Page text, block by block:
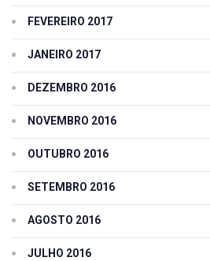
FEVEREIRO 2017
JANEIRO 2017
DEZEMBRO 2016
NOVEMBRO 2016
OUTUBRO 2016
SETEMBRO 2016
AGOSTO 2016
JULHO 2016